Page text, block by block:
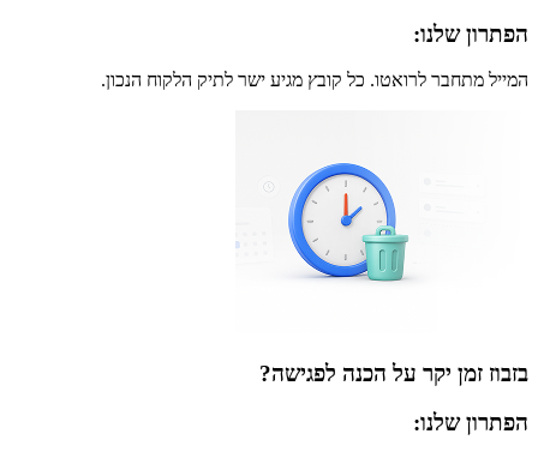
הפתרון שלנו:
המייל מתחבר לרואטו. כל קובץ מגיע ישר לתיק הלקוח הנכון.
בזבוז זמן יקר על הכנה לפגישה?
הפתרון שלנו: